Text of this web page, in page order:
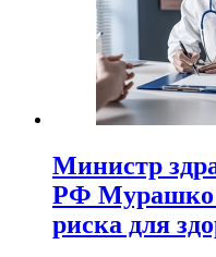
Министр
РФ Мурашко
риска для